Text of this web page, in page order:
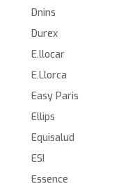
Dnins
Durex
E.llocar
E.Llorca
Easy Paris
Ellips
Equisalud
ESI
Essence